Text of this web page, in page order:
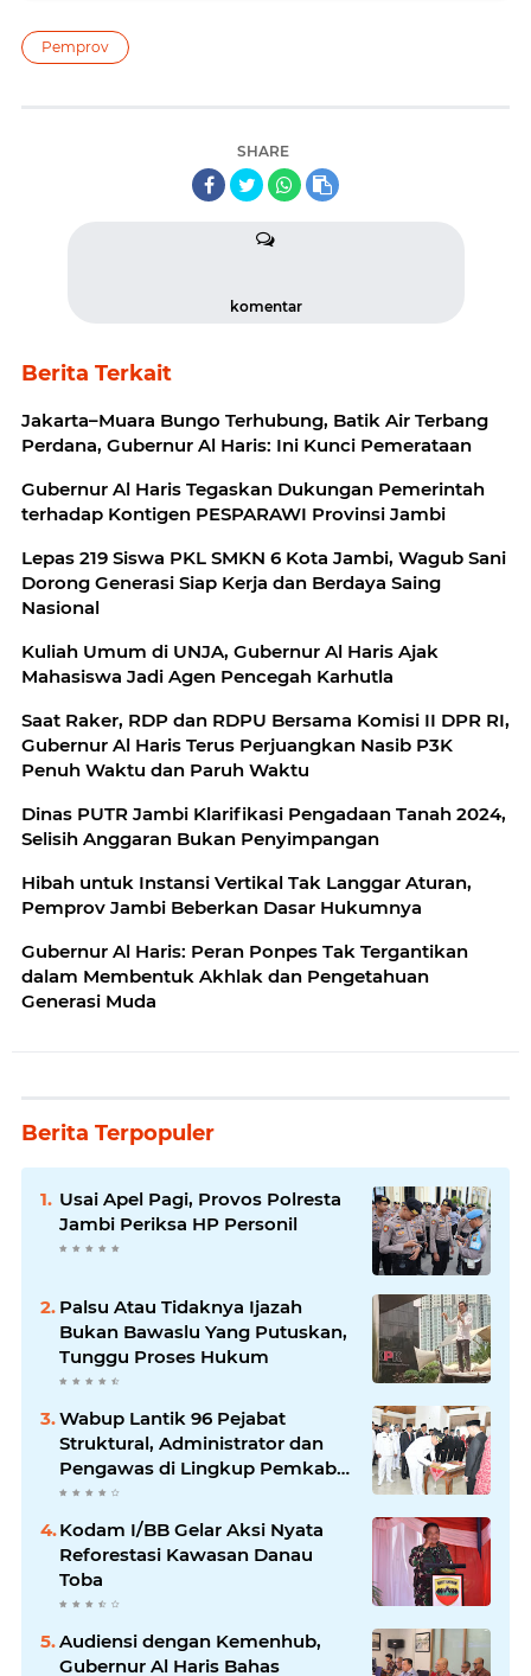
Pemprov
SHARE
komentar
Berita Terkait
Jakarta–Muara Bungo Terhubung, Batik Air Terbang
Perdana, Gubernur Al Haris: Ini Kunci Pemerataan
Gubernur Al Haris Tegaskan Dukungan Pemerintah
terhadap Kontigen PESPARAWI Provinsi Jambi
Lepas 219 Siswa PKL SMKN 6 Kota Jambi, Wagub Sani
Dorong Generasi Siap Kerja dan Berdaya Saing
Nasional
Kuliah Umum di UNJA, Gubernur Al Haris Ajak
Mahasiswa Jadi Agen Pencegah Karhutla
Saat Raker, RDP dan RDPU Bersama Komisi II DPR RI,
Gubernur Al Haris Terus Perjuangkan Nasib P3K
Penuh Waktu dan Paruh Waktu
Dinas PUTR Jambi Klarifikasi Pengadaan Tanah 2024,
Selisih Anggaran Bukan Penyimpangan
Hibah untuk Instansi Vertikal Tak Langgar Aturan,
Pemprov Jambi Beberkan Dasar Hukumnya
Gubernur Al Haris: Peran Ponpes Tak Tergantikan
dalam Membentuk Akhlak dan Pengetahuan
Generasi Muda
Berita Terpopuler
Usai Apel Pagi, Provos Polresta
Jambi Periksa HP Personil
Palsu Atau Tidaknya Ijazah
Bukan Bawaslu Yang Putuskan,
Tunggu Proses Hukum
Wabup Lantik 96 Pejabat
Struktural, Administrator dan
Pengawas di Lingkup Pemkab
Tanjabtim
Kodam I/BB Gelar Aksi Nyata
Reforestasi Kawasan Danau
Toba
Audiensi dengan Kemenhub,
Gubernur Al Haris Bahas